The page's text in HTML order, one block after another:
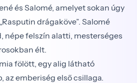
és Salomé, amelyet sokan úgy
drágaköve”. Salomé
népe felszín alatti, mesterséges
élt.
fölött, egy alig látható
az emberiség első csillaga.